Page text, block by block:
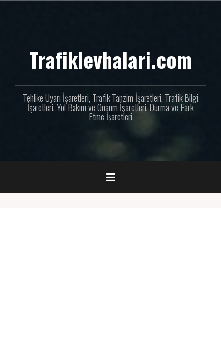
Trafiklevhalari.com
Tehlike Uyarı İşaretleri, Trafik Tanzim İşaretleri, Trafik Bilgi
İşaretleri, Yol Bakım ve Onarım İşaretleri, Durma ve Park
Etme İşaretleri